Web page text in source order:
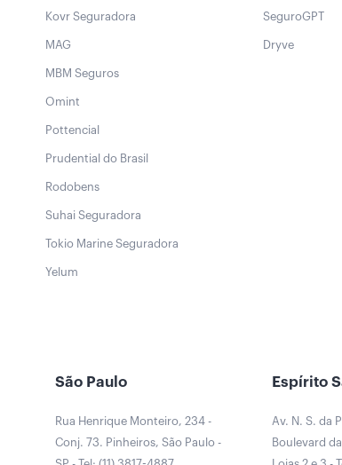
Kovr Seguradora
MAG
MBM Seguros
Omint
Pottencial
Prudential do Brasil
Rodobens
Suhai Seguradora
Tokio Marine Seguradora
Yelum
SeguroGPT
Dryve
São Paulo
Rua Henrique Monteiro, 234 -
Conj. 73. Pinheiros, São Paulo -
Espírito
Av. N. S. da
Boulevard